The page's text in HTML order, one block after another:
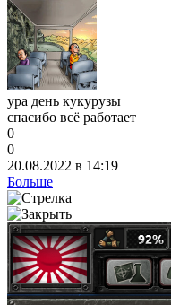
ура день кукурузы
спасибо всё работает
0
0
20.08.2022 в 14:19
Больше